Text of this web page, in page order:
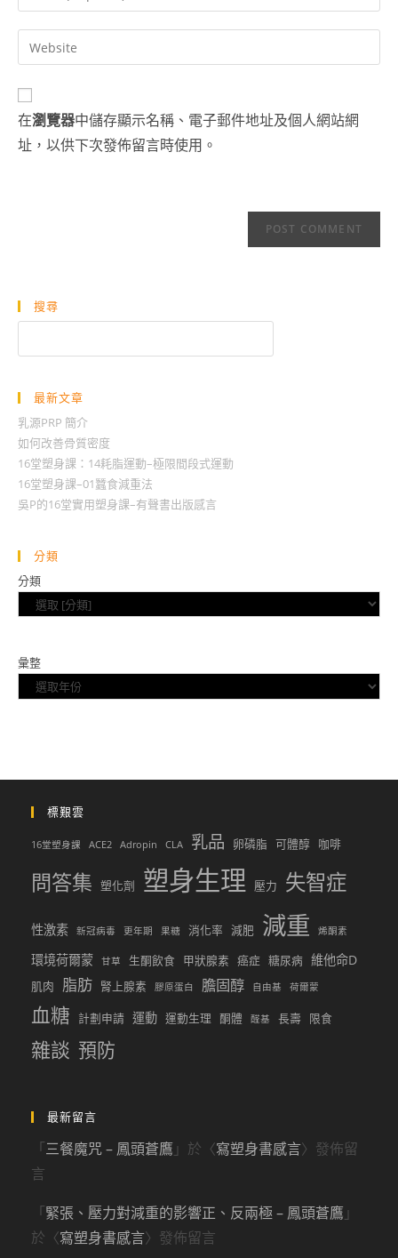
comment
your
email
address
comment
Enter
your
website
URL
(optional)
在瀏覽器中儲存顯示名稱、電子郵件地址及個人網站網
址，以供下次發佈留言時使用。
搜尋
尋
最新文章
乳源PRP 簡介
如何改善骨質密度
16堂塑身課：14耗脂運動–極限間段式運動
16堂塑身課–01蠶食減重法
吳P的16堂實用塑身課–有聲書出版感言
分類
分類
彙整
標艱雲
16堂塑身課 ACE2 Adropin CLA 乳品 卵磷脂 可體醇 咖啡
問答集 塑化劑 塑身生理 壓力 失智症
性激素 新冠病毒 更年期 果糖 消化率 減肥 減重 烯酮素
環境荷爾蒙 甘草 生酮飲食 甲狀腺素 癌症 糖尿病 維他命D
肌肉 脂肪 腎上腺素 膠原蛋白 膽固醇 自由基 荷爾蒙
血糖 計劃申請 運動 運動生理 酮體 醛基 長壽 限食
雜談 預防
最新留言
「三餐魔咒 – 鳳頭蒼鷹 」於〈寫塑身書感言〉發佈留
言
「緊張、壓力對減重的影響正、反兩極 – 鳳頭蒼鷹
於〈寫塑身書感言〉發佈留言